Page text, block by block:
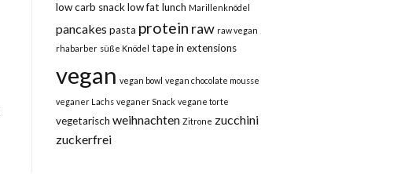
low carb snack low fat lunch Marillenknödel
pancakes pasta protein raw raw vegan
rhabarber süße Knödel tape in extensions
vegan vegan bowl vegan chocolate mousse
veganer Lachs veganer Snack vegane torte
vegetarisch weihnachten Zitrone zucchini
zuckerfrei